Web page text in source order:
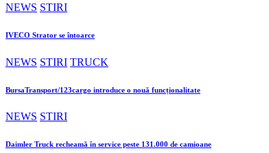
NEWS STIRI
IVECO Strator se întoarce
NEWS STIRI TRUCK
BursaTransport/123cargo introduce o nouă funcționalitate
NEWS STIRI
Daimler Truck recheamă în service peste 131.000 de camioane